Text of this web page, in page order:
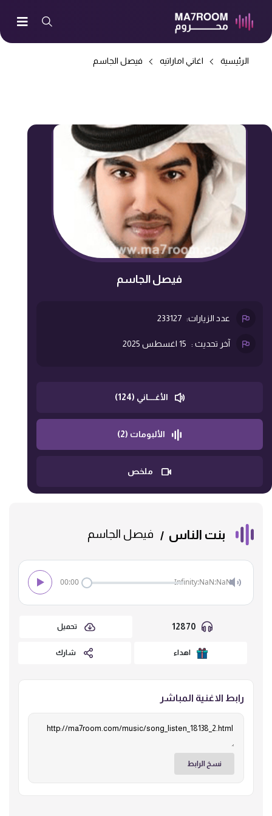
الرئيسية اغاني اماراتيه فيصل الجاسم
فيصل الجاسم
عدد الزيارات: 233127
آخر تحديث : 15 اغسطس 2025
الأغــــاني (124)
الألبومات (2)
ملخص
بنت الناس فيصل الجاسم
00:00 Infinity:NaN:NaN
12870 تحميل
اهداء شارك
رابط الاغنية المباشر
نسخ الرابط